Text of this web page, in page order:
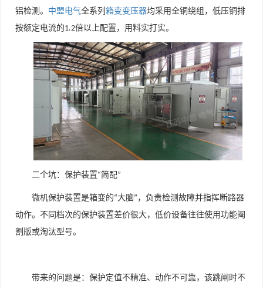
铝检测。 中盟电气全系列 箱变变压器均采用全铜绕组，低压铜排
按额定电流的1.2倍以上配置，用料实打实。
二个坑：保护装置“简配”
微机保护装置是箱变的“大脑” ，负责检测故障并指挥断路器
动作。不同档次的保护装置差价很大，低价设备往往使用功能阉
割版或淘汰型号。
带来的问题是：保护定值不精准、动作不可靠，该跳闸时不